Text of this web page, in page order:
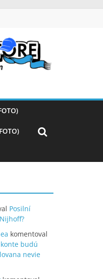
Posilní
komentoval
budú
nevie